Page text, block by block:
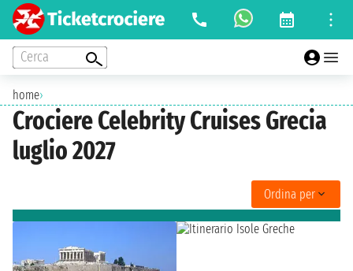
Cerca
home›
Crociere Celebrity Cruises Grecia
luglio 2027
Ordina per